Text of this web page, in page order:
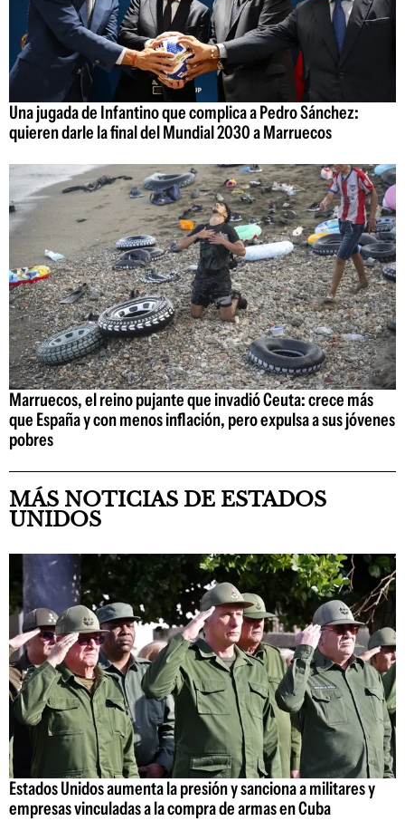
Una jugada de Infantino que complica a Pedro Sánchez:
quieren darle la final del Mundial 2030 a Marruecos
Marruecos, el reino pujante que invadió Ceuta: crece más
que España y con menos inflación, pero expulsa a sus jóvenes
pobres
MÁS NOTICIAS DE ESTADOS
UNIDOS
Estados Unidos aumenta la presión y sanciona a militares y
empresas vinculadas a la compra de armas en Cuba